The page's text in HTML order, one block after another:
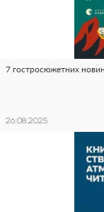
7 гостросюжетних
26.08.2025